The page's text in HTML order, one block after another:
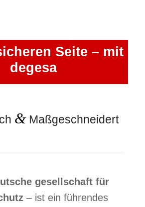
Seite – mit
degesa
&Maßgeschneidert
gesellschaft für
– ist ein führendes